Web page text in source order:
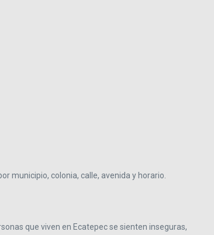
municipio, colonia, calle, avenida y horario.
que viven en Ecatepec se sienten inseguras,